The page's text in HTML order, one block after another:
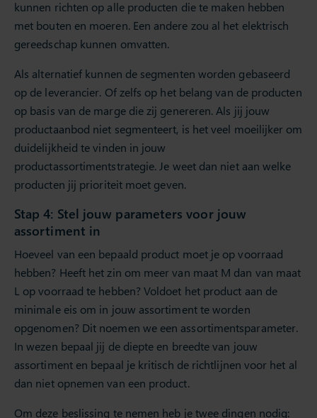
kunnen richten op alle producten die te maken hebben
met bouten en moeren. Een andere zou al het elektrisch
gereedschap kunnen omvatten.
Als alternatief kunnen de segmenten worden gebaseerd
op de leverancier. Of zelfs op het belang van de producten
op basis van de marge die zij genereren. Als jij jouw
productaanbod niet segmenteert, is het veel moeilijker om
duidelijkheid te vinden in jouw
productassortimentstrategie. Je weet dan niet aan welke
producten jij prioriteit moet geven.
Stap 4: Stel jouw parameters voor jouw
assortiment in
Hoeveel van een bepaald product moet je op voorraad
hebben? Heeft het zin om meer van maat M dan van maat
L op voorraad te hebben? Voldoet het product aan de
minimale eis om in jouw assortiment te worden
opgenomen? Dit noemen we een assortimentsparameter.
In wezen bepaal jij de diepte en breedte van jouw
assortiment en bepaal je kritisch de richtlijnen voor het al
dan niet opnemen van een product.
Om deze beslissing te nemen heb je twee dingen nodig: